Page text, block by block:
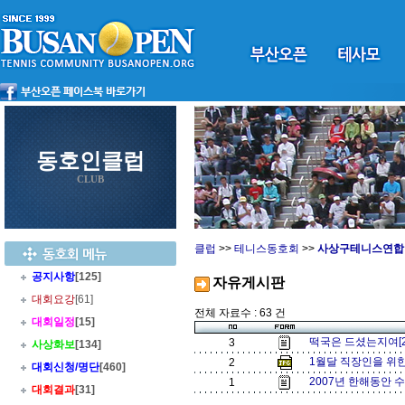
동호인클럽
CLUB
공지사항[125]
대회요강[61]
대회일정 [15]
사상화보[134]
대회신청/명단[460]
대회결과[31]
클럽 >> 테니스동호회 >> 사상구테니스연
자유게시판
전체 자료수 : 63 건
3
떡국은 드셨는지
2
1월달 직장인을 위
1
2007년 한해동안